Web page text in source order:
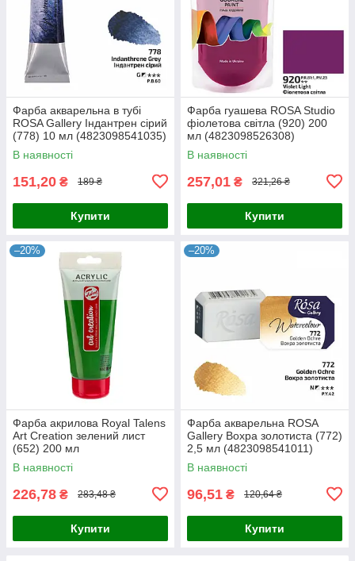
Фарба акварельна в тубі
ROSA Gallery Індантрен сірий
(778) 10 мл (4823098541035)
В наявності
151,20 ₴ 189 ₴
Купити
Фарба гуашева ROSA Studio
фіолетова світла (920) 200
мл (4823098526308)
В наявності
257,01 ₴ 321,26 ₴
Купити
–20%
Фарба акрилова Royal Talens
Art Creation зелений лист
(652) 200 мл
(8712079510633)
В наявності
226,78 ₴ 283,48 ₴
Купити
–20%
Фарба акварельна ROSA
Gallery Вохра золотиста (772)
2,5 мл (4823098541011)
В наявності
96,51 ₴ 120,64 ₴
Купити